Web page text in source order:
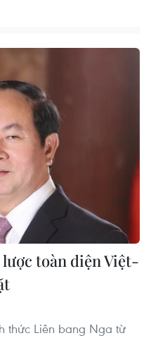
toàn diện Việt-
thức Liên bang Nga từ